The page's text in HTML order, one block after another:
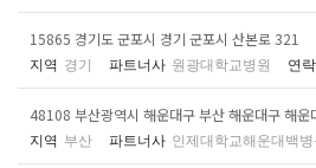
15865 경기도 군포시 경기 군포시 산본로 321
지역 경기 파트너사 원광대학교병원 연
48108 부산광역시 해운대구 부산 해운대구 해운
지역 부산 파트너사 인제대학교해운대백병